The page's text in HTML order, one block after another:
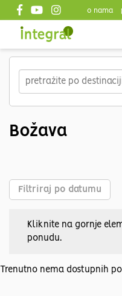
main
content
Top
o nama
Božava
Filtriraj po datumu
Kliknite na gornje
ponudu.
Trenutno nema dostupnih